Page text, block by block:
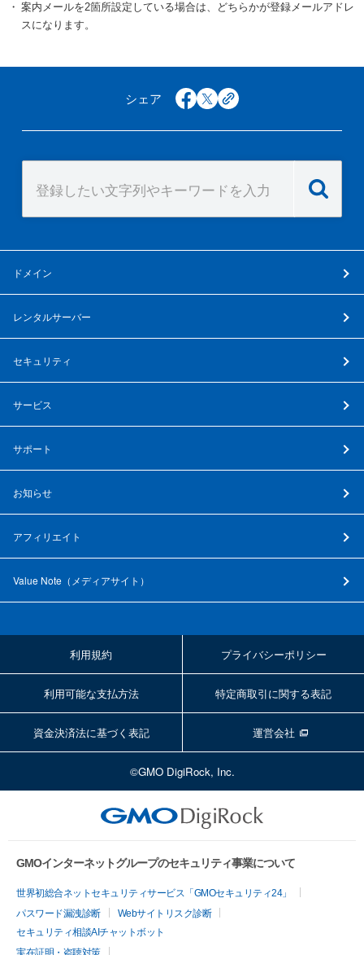
案内メールを2箇所設定している場合は、どちらかが登録メールアドレ
スになります。
シェア facebook
x copy
ドメイン
レンタルサーバー
セキュリティ
サービス
サポート
お知らせ
アフィリエイト
Value Note（ メディアサイト ）
利用規約 プライバシーポリシー
利用可能な支払方法 特定商取引に関する表記
資金決済法に基づく表記 運営会社
©GMO DigiRock, Inc.
GMOインターネットグループのセキュリティ事業について
世界初総合ネットセキュリティサービス「GMOセキュリティ24」
パスワード漏洩診断
Webサイトリスク診断
セキュリティ相談AIチャットボット
実在証明・盗聴対策